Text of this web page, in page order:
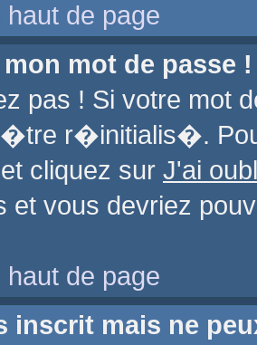
haut de page
mot de passe !
pas ! Si votre
r�initialis�.
cliquez sur J'ai
et vous devriez
haut de page
inscrit mais ne